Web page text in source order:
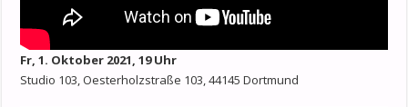
Fr, 1. Oktober 2021, 19 Uhr
Studio 103, Oesterholzstraße 103, 44145 Dortmund